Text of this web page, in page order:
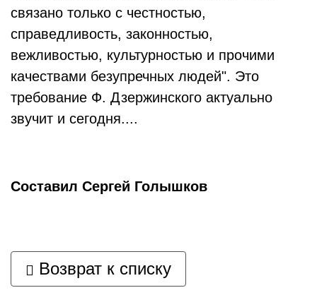
связано только с честностью,
справедливость, законностью,
вежливостью, культурностью и прочими
качествами безупречных людей". Это
требование Ф. Дзержинского актуально
звучит и сегодня....
Составил Сергей Голышков
Возврат к списку